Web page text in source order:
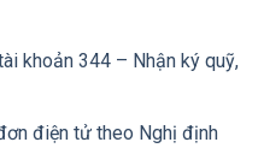
khoản 344 – Nhận ký quỹ,
điện tử theo Nghị định